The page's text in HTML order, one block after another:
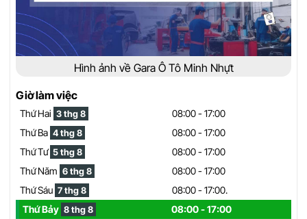
Hình ảnh về Gara Ô Tô Minh Nhựt
Giờ làm việc
Thứ Hai 3 thg 8
08:00 - 17:00
Thứ Ba 4 thg 8
08:00 - 17:00
Thứ Tư 5 thg 8
08:00 - 17:00
Thứ Năm 6 thg 8
08:00 - 17:00
Thứ Sáu 7 thg 8
08:00 - 17:00.
Thứ Bảy 8 thg 8
08:00 - 17:00